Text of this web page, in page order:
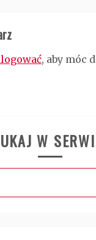
, aby móc
W